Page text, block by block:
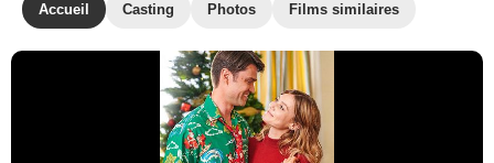
Accueil Casting Photos Films similaires